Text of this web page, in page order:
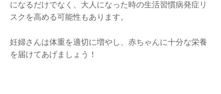
になるだけでなく、大人になった時の生活習慣病発症リ
スクを高める可能性もあります。
妊婦さんは体重を適切に増やし、赤ちゃんに十分な栄養
を届けてあげましょう！